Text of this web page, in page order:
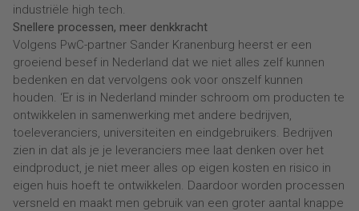
industriële high tech.
Snellere processen, meer denkkracht
Volgens PwC-partner Sander Kranenburg heerst er een
groeiend besef in Nederland dat we niet alles zelf kunnen
bedenken en dat vervolgens ook voor onszelf kunnen
houden. ‘Er is in Nederland minder schroom om producten te
ontwikkelen in samenwerking met andere bedrijven,
toeleveranciers, universiteiten en eindgebruikers. Bedrijven
zien in dat als je je leveranciers mee laat denken over het
eindproduct, je niet meer alles op eigen kosten en risico in
eigen huis hoeft te ontwikkelen. Daardoor worden processen
versneld en maakt men gebruik van een groter aantal knappe